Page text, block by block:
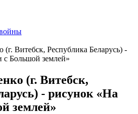
Витебск, Республика Беларусь) -
с Большой землей»
(г. Витебск,
- рисунок «На
землей»